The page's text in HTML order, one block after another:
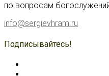
по вопросам
info@sergievhram.ru
Подписывайтесь!